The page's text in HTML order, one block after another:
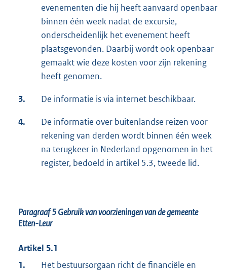
evenementen die hij heeft aanvaard openbaar
binnen één week nadat de excursie,
onderscheidenlijk het evenement heeft
plaatsgevonden. Daarbij wordt ook openbaar
gemaakt wie deze kosten voor zijn rekening
heeft genomen.
3. De informatie is via internet beschikbaar.
4.
De informatie over buitenlandse reizen voor
rekening van derden wordt binnen één week
na terugkeer in Nederland opgenomen in het
register, bedoeld in artikel 5.3, tweede lid.
Paragraaf 5Gebruik van voorzieningen van de gemeente
Etten-Leur
Artikel 5.1
1.
Het bestuursorgaan richt de financiële en